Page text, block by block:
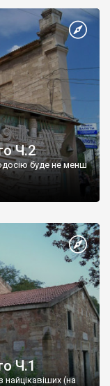
Ч.2
буде не менш
Ч.1
(на